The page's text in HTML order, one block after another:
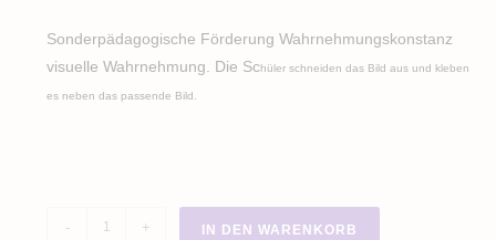
Sonderpädagogische Förderung Wahrnehmungskonstanz
visuelle Wahrnehmung. Die Schüler schneiden das Bild aus und kleben
es neben das passende Bild.
- + IN DEN WARENKORB